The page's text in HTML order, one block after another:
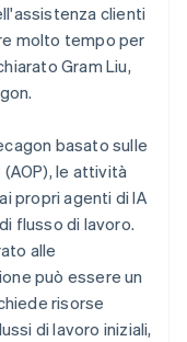
clienti
molto tempo per
Gram Liu,
basato sulle
(AOP), le attività
propri agenti di IA
flusso di lavoro.
alle
può essere un
risorse
di lavoro iniziali,